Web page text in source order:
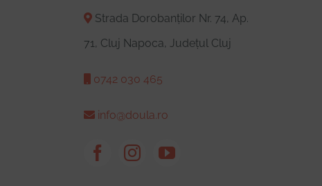
Strada Dorobanților Nr. 74, Ap.
71, Cluj Napoca, Județul Cluj
0742 030 465
info@doula.ro